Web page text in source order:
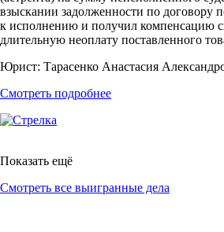
взыскании задолженности по договору
к исполнению и получил компенсацию
длительную неоплату поставленного
Юрист: Тарасенко Анастасия
Смотреть подробнее
Показать ещё
Смотреть все выигранные дела